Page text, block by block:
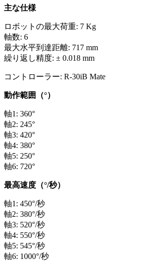
主な仕様
ロボットの最大荷重: 7 Kg
軸数: 6
最大水平到達距離: 717 mm
繰り返し精度: ± 0.018 mm
コントローラー: R-30iB Mate
動作範囲（°）
軸1: 360°
軸2: 245°
軸3: 420°
軸4: 380°
軸5: 250°
軸6: 720°
最高速度（°/秒）
軸1: 450°/秒
軸2: 380°/秒
軸3: 520°/秒
軸4: 550°/秒
軸5: 545°/秒
軸6: 1000°/秒